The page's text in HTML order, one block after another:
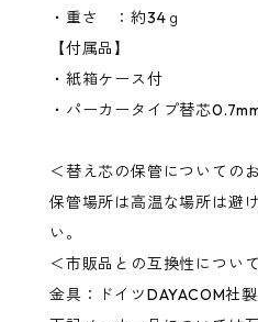
・重さ ：約34ｇ
【付属品】
・紙箱ケース付
・パーカータイプ替芯
＜替え芯の保管についての
保管場所は高温な場所は避
い。
＜市販品との互換性につい
金具：ドイツDAYACOM社製